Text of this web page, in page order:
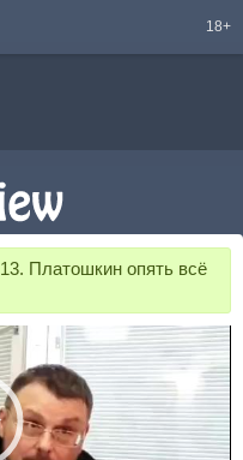
18+
13. Платошкин опять всё